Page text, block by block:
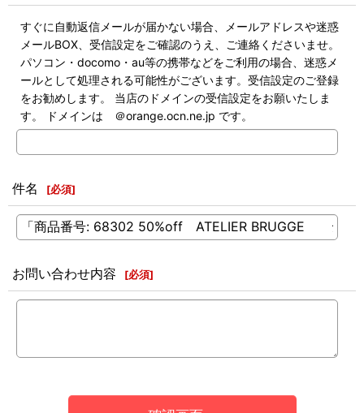
すぐに自動返信メールが届かない場合、メールアドレスや迷惑
メールBOX、受信設定をご確認のうえ、ご連絡くださいませ。
パソコン・docomo・au等の携帯などをご利用の場合、迷惑メ
ールとして処理される可能性がございます。受信設定のご登録
をお勧めします。 当店のドメインの受信設定をお願いたしま
す。 ドメインは ＠orange.ocn.ne.jp です。
件名 [必須]
お問い合わせ内容 [必須]